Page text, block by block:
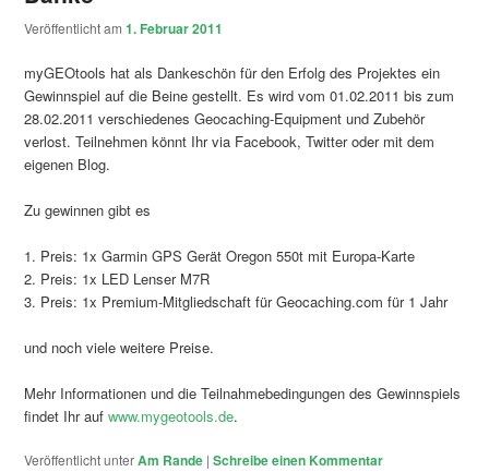
Veröffentlicht am1. Februar 2011
myGEOtools hat als Dankeschön für den Erfolg des Projektes ein
Gewinnspiel auf die Beine gestellt. Es wird vom 01.02.2011 bis zum
28.02.2011 verschiedenes Geocaching-Equipment und Zubehör
verlost. Teilnehmen könnt Ihr via Facebook, Twitter oder mit dem
eigenen Blog.
Zu gewinnen gibt es
1. Preis: 1x Garmin GPS Gerät Oregon 550t mit Europa-Karte
2. Preis: 1x LED Lenser M7R
3. Preis: 1x Premium-Mitgliedschaft für Geocaching.com für 1 Jahr
und noch viele weitere Preise.
Mehr Informationen und die Teilnahmebedingungen des Gewinnspiels
findet Ihr aufwww.mygeotools.de.
Veröffentlicht unterAm Rande |Schreibe einen Kommentar